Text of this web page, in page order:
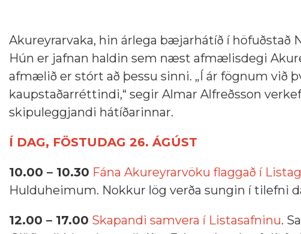
Akureyrarvaka, hin árlega bæjarhátíð í höfuðstað
Hún er jafnan haldin sem næst afmælisdegi
afmælið er stórt að þessu sinni. „Í ár fögnum við
kaupstaðarréttindi,“ segir Almar Alfreðsson
skipuleggjandi hátíðarinnar.
Í DAG, FÖSTUDAG 26. ÁGÚST
10.00 – 10.30 Fána Akureyrarvöku flaggað í
Hulduheimum. Nokkur lög verða sungin í tilefni
12.00 – 17.00 Skapandi samvera í Listasafninu.